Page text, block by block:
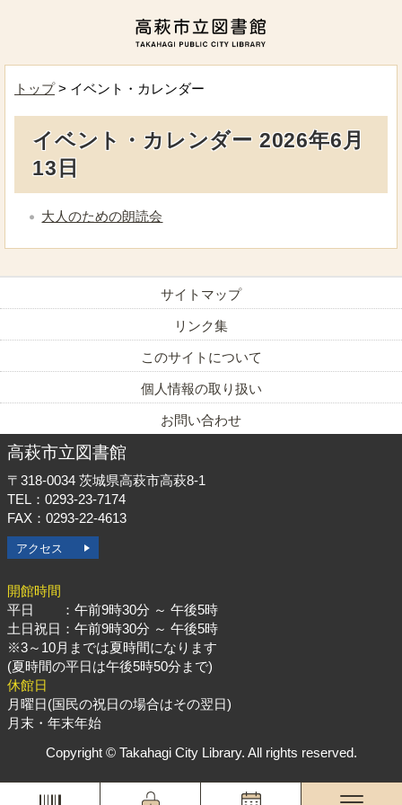
トップ> イベント・カレンダー
イベント・カレンダー 2026年6月
13日
大人のための朗読会
サイトマップ
リンク集
このサイトについて
個人情報の取り扱い
お問い合わせ
高萩市立図書館
〒318-0034 茨城県高萩市高萩8-1
TEL：0293-23-7174
FAX：0293-22-4613
アクセス
開館時間
平日 ：午前9時30分 ～ 午後5時
土日祝日：午前9時30分 ～ 午後5時
※3～10月までは夏時間になります
(夏時間の平日は午後5時50分まで)
休館日
月曜日(国民の祝日の場合はその翌日)
月末・年末年始
Copyright © Takahagi City Library. All rights reserved.